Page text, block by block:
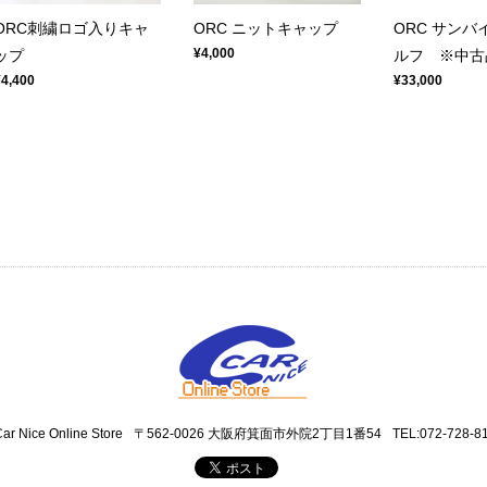
刺繍ロゴ入りキャ
プ
ORC ニットキャップ
¥4,000
ORC サンバ
ルフ ※中古
¥33,000
Nice Online Store 〒562-0026 大阪府箕面市外院2丁目1番54 TEL:072-728-